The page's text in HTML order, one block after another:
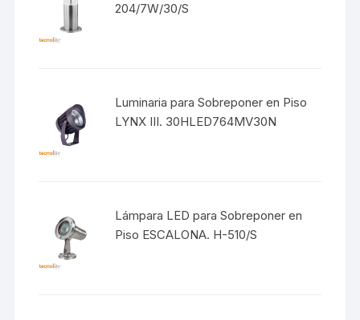
204/7W/30/S
Luminaria para Sobreponer en Piso
LYNX III. 30HLED764MV30N
Lámpara LED para Sobreponer en
Piso ESCALONA. H-510/S